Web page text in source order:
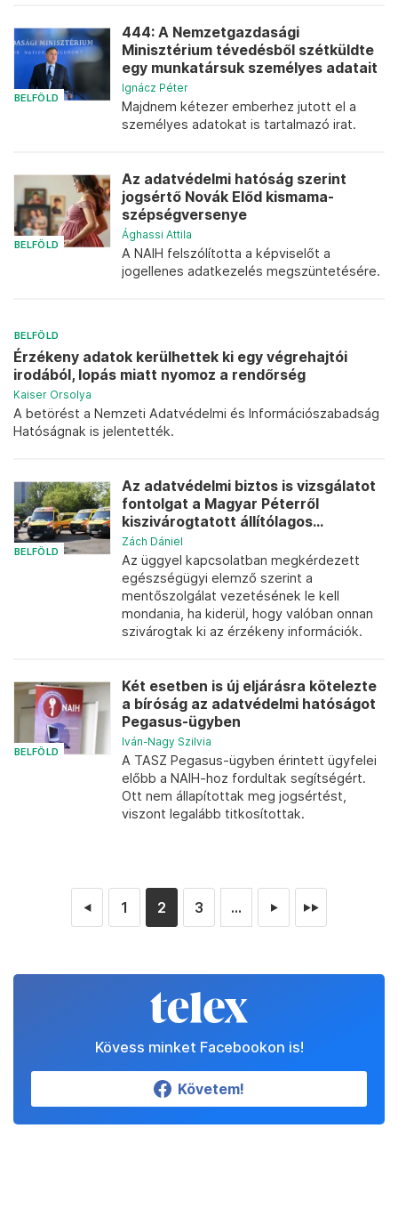
BELFÖLD
444: A Nemzetgazdasági
Minisztérium tévedésből szétküldte
egy munkatársuk személyes adatait
Ignácz Péter
Majdnem kétezer emberhez jutott el a
személyes adatokat is tartalmazó irat.
BELFÖLD
Az adatvédelmi hatóság szerint
jogsértő Novák Előd kismama-
szépségversenye
Ághassi Attila
A NAIH felszólította a képviselőt a
jogellenes adatkezelés megszüntetésére.
BELFÖLD
Érzékeny adatok kerülhettek ki egy végrehajtói
irodából, lopás miatt nyomoz a rendőrség
Kaiser Orsolya
A betörést a Nemzeti Adatvédelmi és Információszabadság
Hatóságnak is jelentették.
BELFÖLD
Az adatvédelmi biztos is vizsgálatot
fontolgat a Magyar Péterről
kiszivárogtatott állítólagos...
Zách Dániel
Az üggyel kapcsolatban megkérdezett
egészségügyi elemző szerint a
mentőszolgálat vezetésének le kell
mondania, ha kiderül, hogy valóban onnan
szivárogtak ki az érzékeny információk.
BELFÖLD
Két esetben is új eljárásra kötelezte
a bíróság az adatvédelmi hatóságot
Pegasus-ügyben
Iván-Nagy Szilvia
A TASZ Pegasus-ügyben érintett ügyfelei
előbb a NAIH-hoz fordultak segítségért.
Ott nem állapítottak meg jogsértést,
viszont legalább titkosítottak.
◄ 1 2 3 ... ► ►►
Kövess minket Facebookon is!
Követem!